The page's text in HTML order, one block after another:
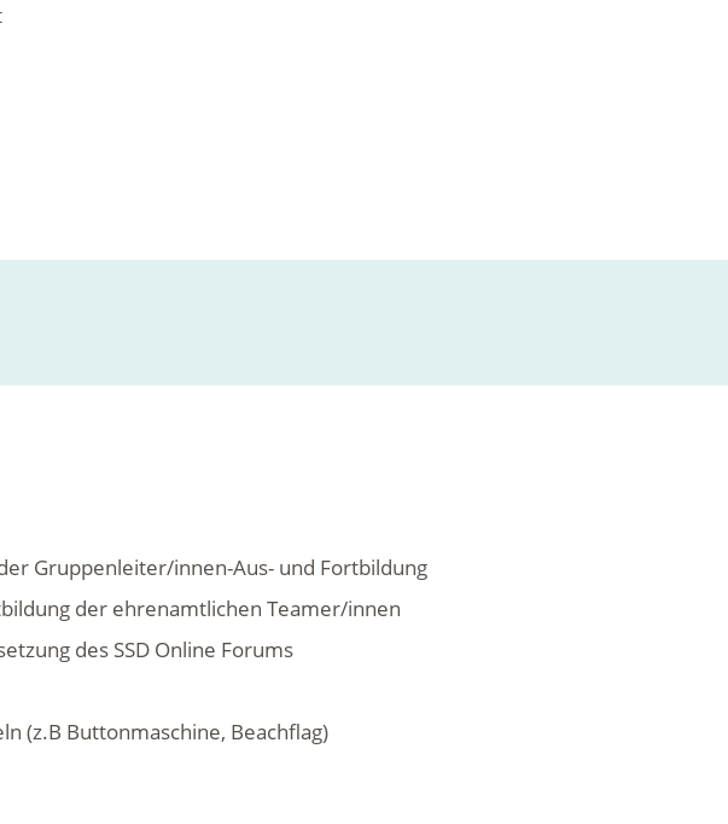
Gruppenleiter/innen-Aus- und Fortbildung
der ehrenamtlichen Teamer/innen
des SSD Online Forums
(z.B Buttonmaschine, Beachflag)